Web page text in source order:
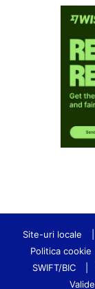
Site-uri locale
Politica cookie
SWIFT/BIC